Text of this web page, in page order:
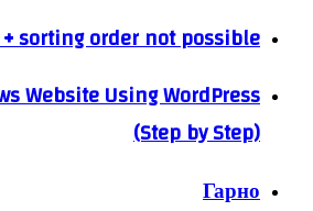
sorting order not possible?
Website Using WordPress
(Step by Step)
Гарно